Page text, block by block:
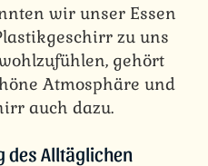
wir unser Essen
zu uns
gehört
Atmosphäre und
auch dazu.
des Alltäglichen